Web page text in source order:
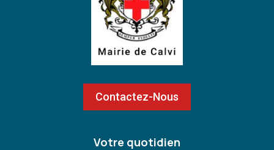
Contactez-Nous
Votre quotidien